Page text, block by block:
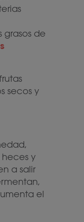
de
secos y
y
a salir
el